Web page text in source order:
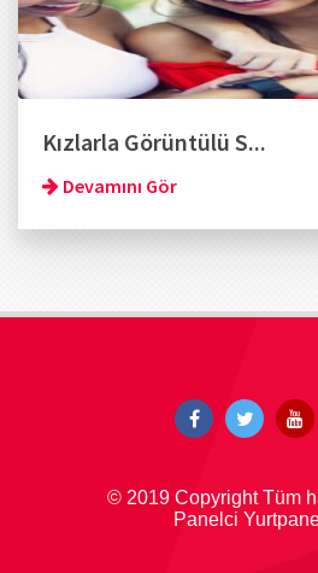
Kızlarla Görüntülü S...
Devamını Gör
© 2019 Copyright Tüm
Panelci